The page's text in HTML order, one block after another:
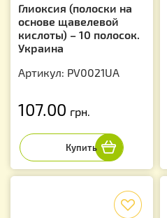
Глиоксия (полоски на
основе щавелевой
кислоты) – 10 полосок.
Украина
Артикул: PV0021UA
107.00 грн.